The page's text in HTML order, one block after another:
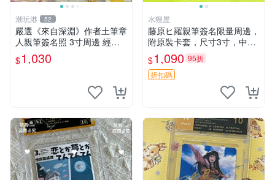
潮玩港 52
嚴選《來自深淵》作者土筆章
人親筆簽名照 3寸周邊 經典
卡磚 相片拍賣 深淵 Made in
Abyss 土筆章人 照片
$1,030
水狸屋
藤原ヒ羅親筆簽名限量周邊，
附原裝卡套，尺寸3寸，中古
輕瑕 會長大人 親筆 簽名 周
邊 卡套 3寸 中古初瑕
$1,090 95折
折扣碼